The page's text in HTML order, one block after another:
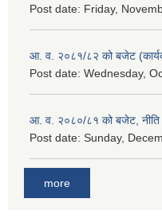
Post date: Friday,
आ. व. २०८१/८२ को बजेट
Post date: Wednesday,
आ. व. २०८०/८१ को बजेट, नीति
Post date: Sunday,
more